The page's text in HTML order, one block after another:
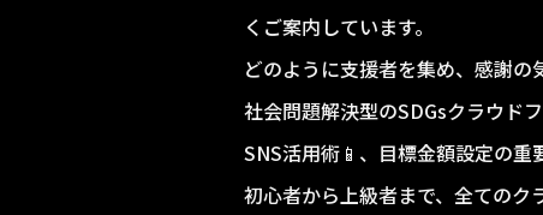
くご案内しています。
どのように支援者を集め、感謝
社会問題解決型のSDGsクラウド
SNS活用術📱、目標金額設定の
初心者から上級者まで、全ての